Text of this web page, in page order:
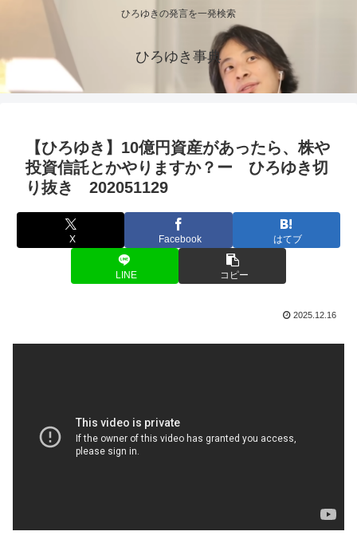
ひろゆきの発言を一発検索
ひろゆき事典
【ひろゆき】10億円資産があったら、株や
投資信託とかやりますか？ー ひろゆき切
り抜き 202051129
X Facebook はてブ
LINE コピー
2025.12.16